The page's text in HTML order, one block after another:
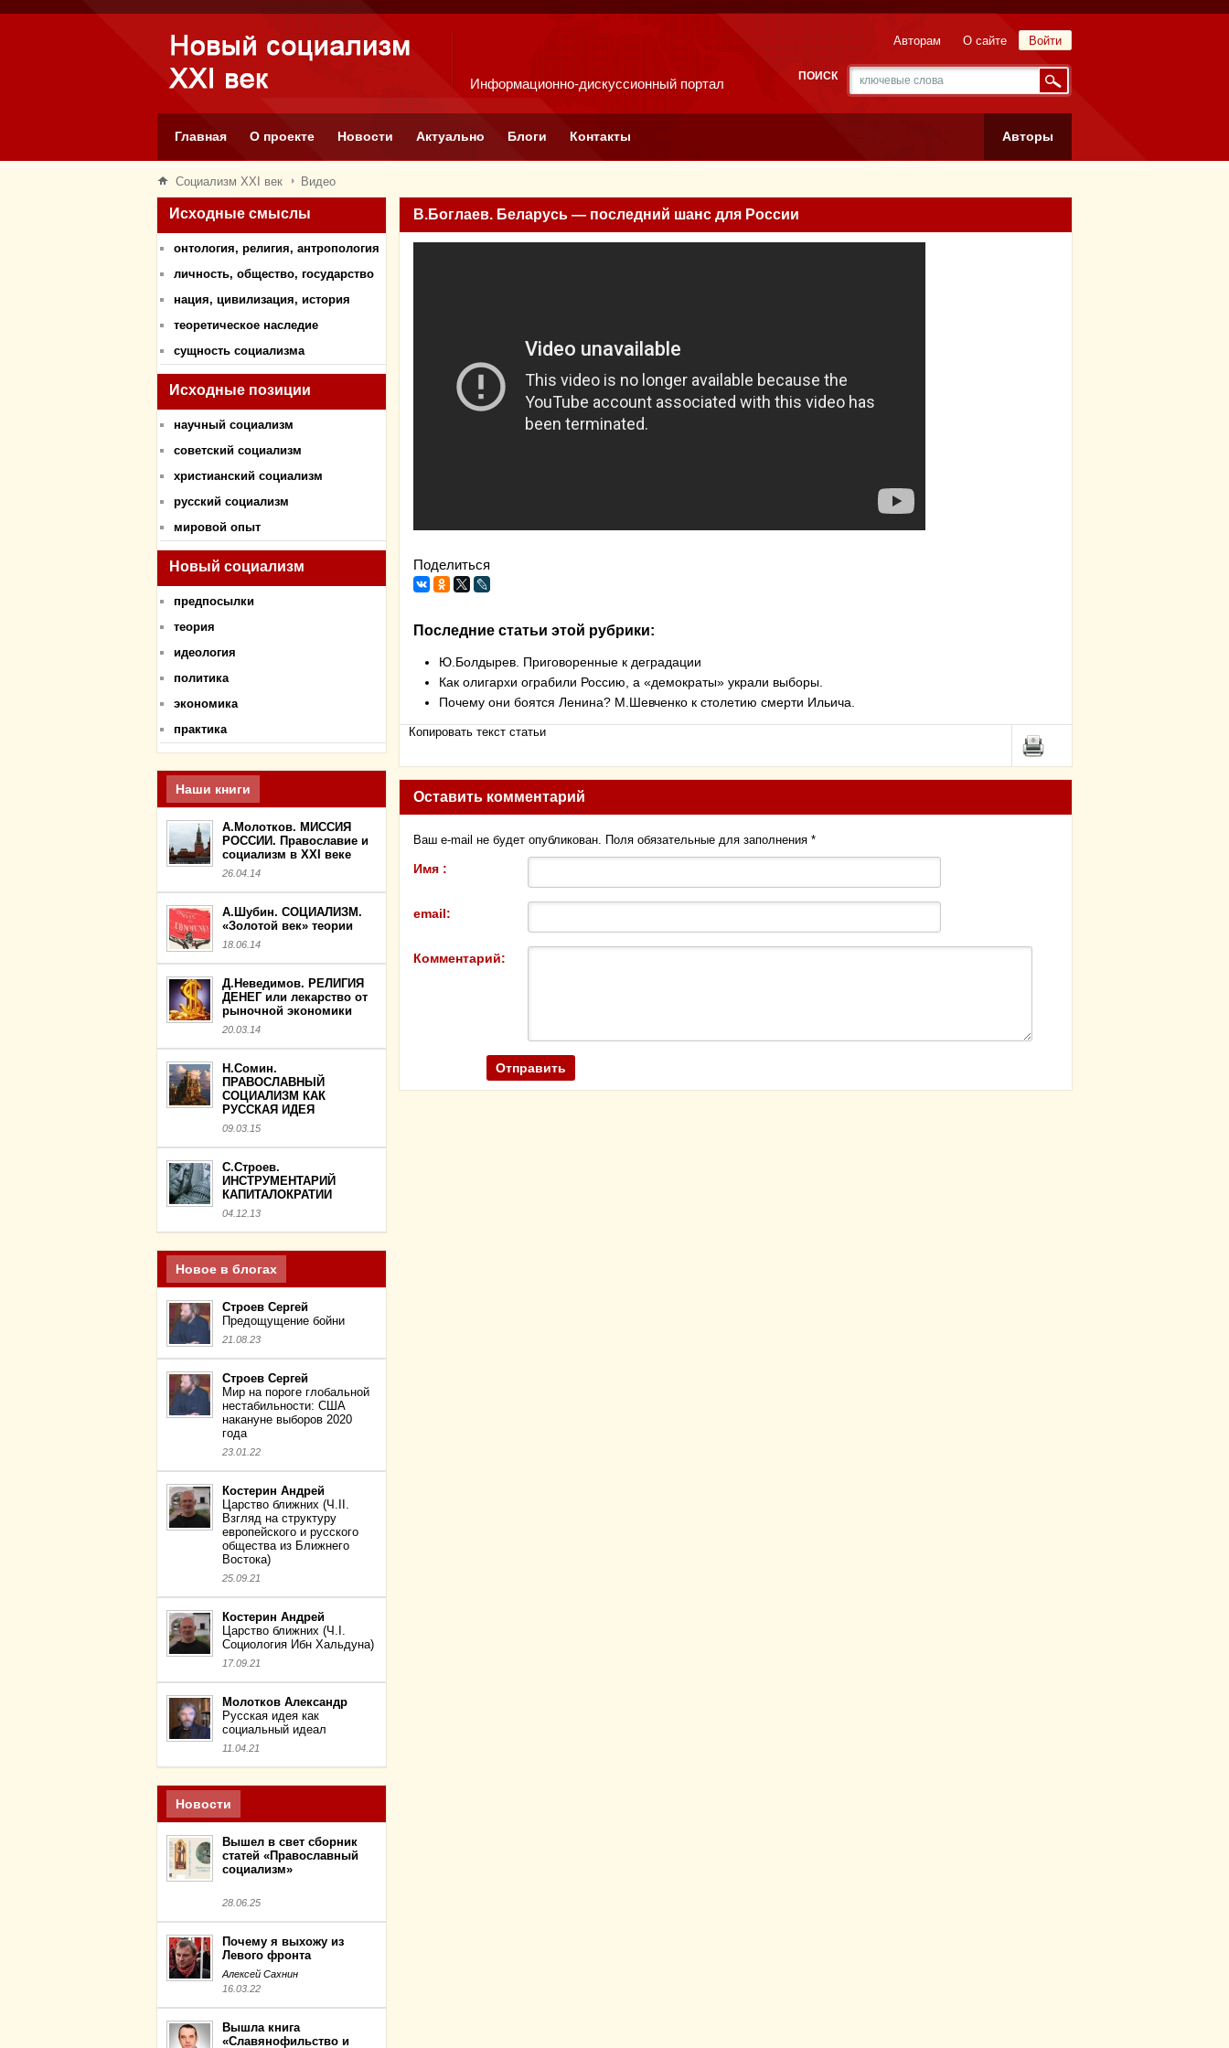
Информационно-дискуссионный портал
Войти
Авторам О сайте
ПОИСК
Главная О проекте Новости Актуально Блоги Контакты Авторы
Социализм XXI век Видео
Исходные смыслы
онтология, религия, антропология
личность, общество, государство
нация, цивилизация, история
теоретическое наследие
сущность социализма
Исходные позиции
научный социализм
советский социализм
христианский социализм
русский социализм
мировой опыт
Новый социализм
предпосылки
теория
идеология
политика
экономика
практика
Наши книги
А.Молотков. МИССИЯ
РОССИИ. Православие и
социализм в XXI веке
26.04.14
А.Шубин. СОЦИАЛИЗМ.
«Золотой век» теории
18.06.14
Д.Неведимов. РЕЛИГИЯ
ДЕНЕГ или лекарство от
рыночной экономики
20.03.14
Н.Сомин.
ПРАВОСЛАВНЫЙ
СОЦИАЛИЗМ КАК
РУССКАЯ ИДЕЯ
09.03.15
С.Строев.
ИНСТРУМЕНТАРИЙ
КАПИТАЛОКРАТИИ
04.12.13
Новое в блогах
Строев Сергей
Предощущение бойни
21.08.23
Строев Сергей
Мир на пороге глобальной
нестабильности: США
накануне выборов 2020
года
23.01.22
Костерин Андрей
Царство ближних (Ч.II.
Взгляд на структуру
европейского и русского
общества из Ближнего
Востока)
25.09.21
Костерин Андрей
Царство ближних (Ч.I.
Социология Ибн Хальдуна)
17.09.21
Молотков Александр
Русская идея как
социальный идеал
11.04.21
Новости
Вышел в свет сборник
статей «Православный
социализм»
28.06.25
Почему я выхожу из
Левого фронта
Алексей Сахнин
16.03.22
Вышла книга
«Славянофильство и
В.Боглаев. Беларусь — последний шанс для России
Поделиться
Последние статьи этой рубрики:
Ю.Болдырев. Приговоренные к деградации
Как олигархи ограбили Россию, а «демократы» украли выборы.
Почему они боятся Ленина? М.Шевченко к столетию смерти Ильича.
Копировать текст статьи
Оставить комментарий
Ваш e-mail не будет опубликован. Поля обязательные для заполнения *
Имя :
email:
Комментарий: